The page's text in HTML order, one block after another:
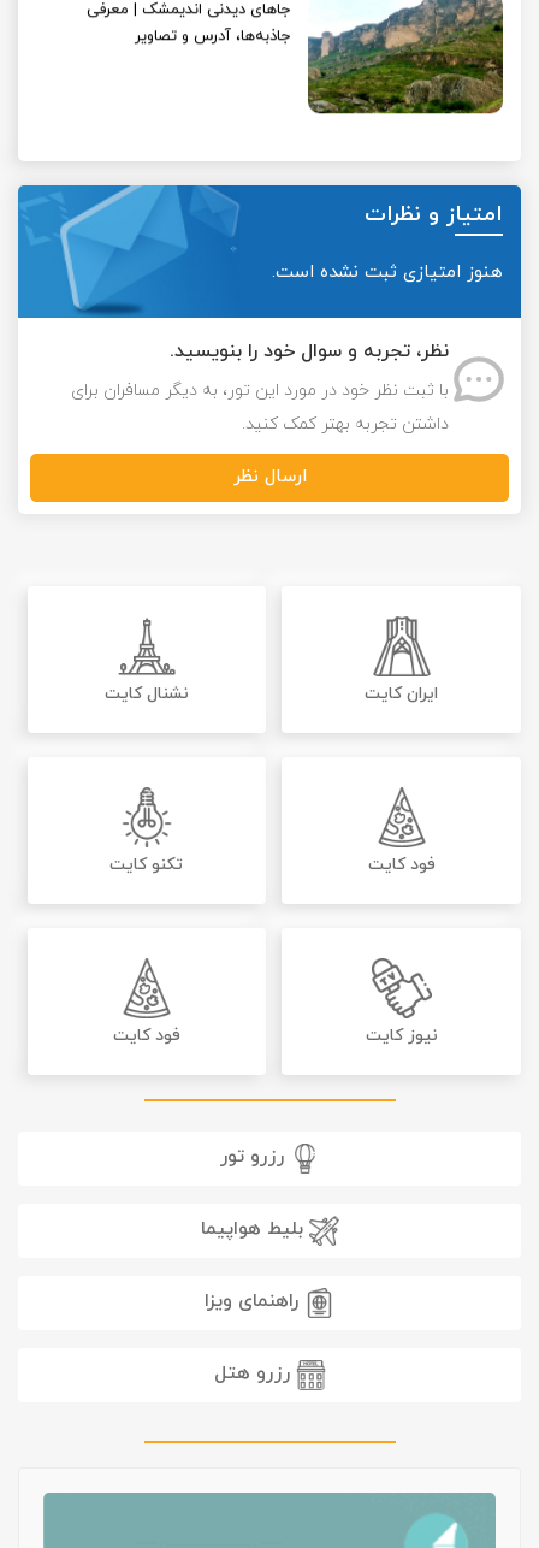
جاهای دیدنی اندیمشک | معرفی
جاذبه‌ها، آدرس و تصاویر
امتیاز و نظرات
هنوز امتیازی ثبت نشده است.
نظر، تجربه و سوال خود را بنویسید.
با ثبت نظر خود در مورد این تور، به دیگر مسافران برای
داشتن تجربه بهتر کمک کنید.
ارسال نظر
ایران کایت نشنال کایت
فود کایت تکنو کایت
نیوز کایت فود کایت
رزرو تور
بلیط هواپیما
راهنمای ویزا
رزرو هتل